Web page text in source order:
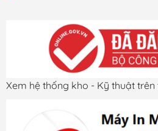
Xem hệ thống kho - Kỹ thuật